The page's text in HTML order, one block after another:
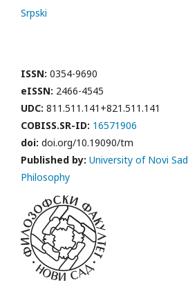
Srpski
ISSN: 0354-9690
eISSN: 2466-4545
UDC: 811.511.141+821.511.141
COBISS.SR-ID: 16571906
doi: doi.org/10.19090/tm
Published by: University of Novi Sad
Philosophy